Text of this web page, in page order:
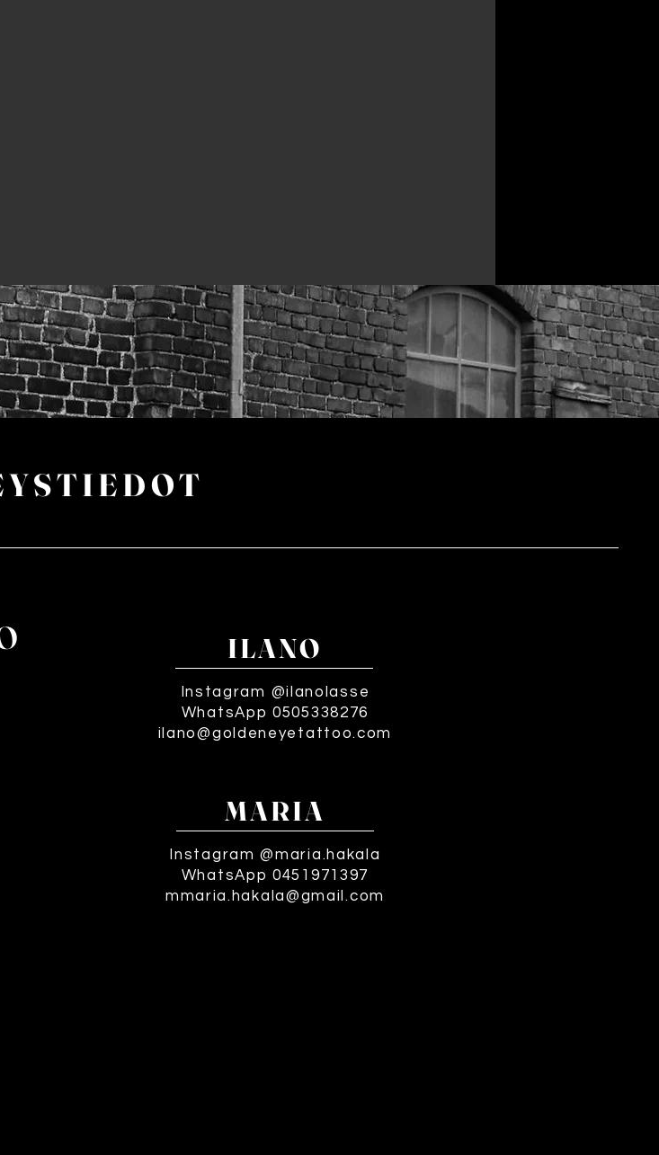
ILANO
Instagram @ilanolasse
WhatsApp 0505338276
ilano@goldeneyetattoo.com
MARIA
Instagram @maria.hakala
WhatsApp 0451971397
mmaria.hakala@gmail.com